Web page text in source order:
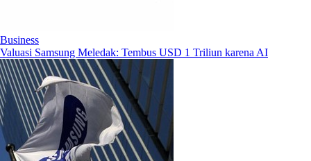
Business
Valuasi Samsung Meledak: Tembus USD 1 Triliun karena AI